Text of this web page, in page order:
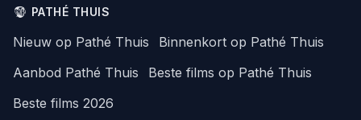
PATHÉ THUIS
Nieuw op Pathé Thuis
Binnenkort op Pathé Thuis
Aanbod Pathé Thuis
Beste films op Pathé Thuis
Beste films 2026